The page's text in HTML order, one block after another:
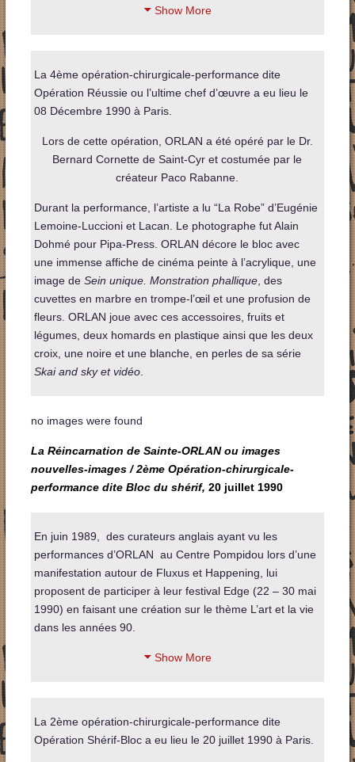
Show More
La 4ème opération-chirurgicale-performance dite
Opération Réussie ou l’ultime chef d’œuvre a eu lieu le
08 Décembre 1990 à Paris.
Lors de cette opération, ORLAN a été opéré par le Dr.
Bernard Cornette de Saint-Cyr et costumée par le
créateur Paco Rabanne.
Durant la performance, l’artiste a lu “La Robe” d’Eugénie
Lemoine-Luccioni et Lacan. Le photographe fut Alain
Dohmé pour Pipa-Press. ORLAN décore le bloc avec
une immense affiche de cinéma peinte à l’acrylique, une
image de Sein unique. Monstration phallique, des
cuvettes en marbre en trompe-l’œil et une profusion de
fleurs. ORLAN joue avec ces accessoires, fruits et
légumes, deux homards en plastique ainsi que les deux
croix, une noire et une blanche, en perles de sa série
Skai and sky et vidéo.
no images were found
La Réincarnation de Sainte-ORLAN ou images
nouvelles-images / 2ème Opération-chirurgicale-
performance dite Bloc du shérif, 20 juillet1990
En juin 1989, des curateurs anglais ayant vu les
performances d’ORLAN au Centre Pompidou lors d’une
manifestation autour de Fluxus et Happening, lui
proposent de participer à leur festival Edge (22 – 30 mai
1990) en faisant une création sur le thème L’art et la vie
dans les années 90.
Show More
La 2ème opération-chirurgicale-performance dite
Opération Shérif-Bloc a eu lieu le 20 juillet 1990 à Paris.